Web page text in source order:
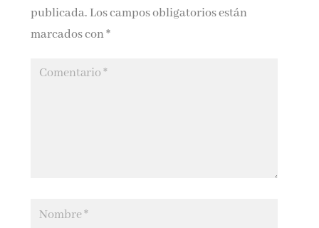
publicada. Los campos obligatorios están
marcados con*